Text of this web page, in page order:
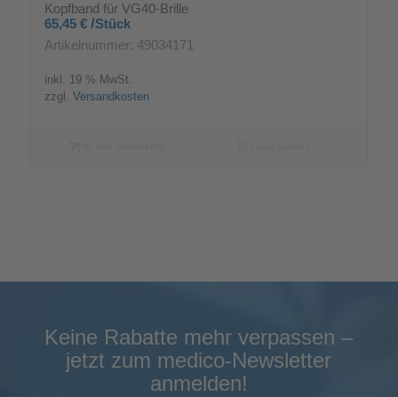
Kopfband für VG40-Brille
65,45 € /Stück
Artikelnummer: 49034171
inkl. 19 % MwSt.
zzgl. Versandkosten
Keine Rabatte mehr verpassen –
jetzt zum medico-Newsletter
anmelden!